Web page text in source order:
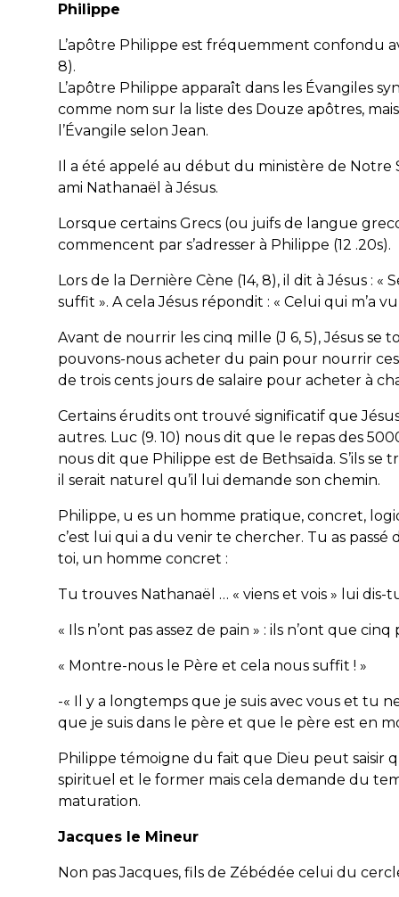
Philippe
L’apôtre Philippe est fréquemment confondu
8).
L’apôtre Philippe apparaît dans les Évangiles
comme nom sur la liste des Douze apôtres,
l’Évangile selon Jean.
Il a été appelé au début du ministère de Notre
ami Nathanaël à Jésus.
Lorsque certains Grecs (ou juifs de langue
commencent par s’adresser à Philippe (12 .20s).
Lors de la Dernière Cène (14, 8), il dit à Jésus :
suffit ». A cela Jésus répondit : « Celui qui m’a
Avant de nourrir les cinq mille (J 6, 5), Jésus se
pouvons-nous acheter du pain pour nourrir
de trois cents jours de salaire pour acheter à
Certains érudits ont trouvé significatif que
autres. Luc (9. 10) nous dit que le repas des
nous dit que Philippe est de Bethsaïda. S’ils se
il serait naturel qu’il lui demande son chemin.
Philippe, u es un homme pratique, concret,
c’est lui qui a du venir te chercher. Tu as passé
toi, un homme concret :
Tu trouves Nathanaël … « viens et vois » lui dis-
« Ils n’ont pas assez de pain » : ils n’ont que cinq
« Montre-nous le Père et cela nous suffit ! »
-« Il y a longtemps que je suis avec vous et tu
que je suis dans le père et que le père est en
Philippe témoigne du fait que Dieu peut saisir
spirituel et le former mais cela demande du
maturation.
Jacques le Mineur
Non pas Jacques, fils de Zébédée celui du